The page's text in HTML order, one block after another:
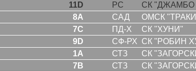
11D РС СК "ДЖАМБО
8A САД ОМСК
7C ПД-Х СК "ХУНИ"
9D СФ-РХ СК "РОБИН
1A СТЗ СК
7B СТЗ СК